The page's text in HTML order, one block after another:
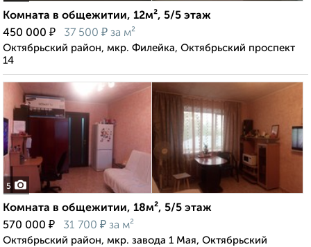
Комната в общежитии, 12м², 5/5 этаж
450 000 ₽ 37 500 ₽ за м²
Октябрьский район, мкр. Филейка, Октябрьский проспект
14
5
Комната в общежитии, 18м², 5/5 этаж
570 000 ₽ 31 700 ₽ за м²
Октябрьский район, мкр. завода 1 Мая, Октябрьский